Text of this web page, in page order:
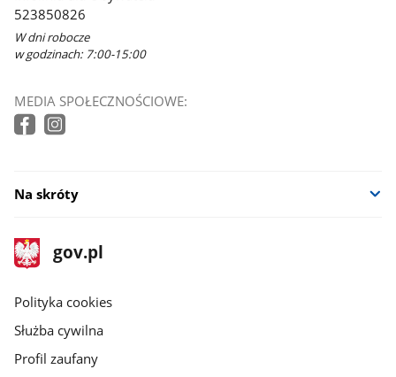
523850826
W dni robocze
w godzinach: 7:00-15:00
MEDIA SPOŁECZNOŚCIOWE:
Na skróty
stopka
gov.pl
Strona
gov.pl
gov.pl
Polityka cookies
Służba cywilna
Profil zaufany